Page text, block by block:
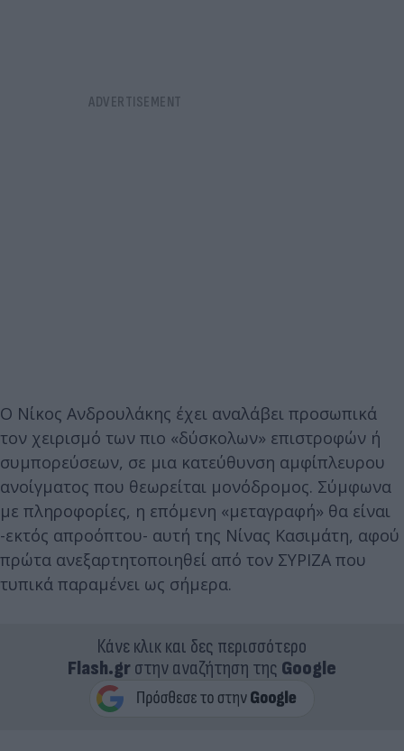
Ο Νίκος Ανδρουλάκης έχει αναλάβει προσωπικά
τον χειρισμό των πιο «δύσκολων» επιστροφών ή
συμπορεύσεων, σε μια κατεύθυνση αμφίπλευρου
ανοίγματος που θεωρείται μονόδρομος. Σύμφωνα
με πληροφορίες, η επόμενη «μεταγραφή» θα είναι
-εκτός απροόπτου- αυτή της Νίνας Κασιμάτη, αφού
πρώτα ανεξαρτητοποιηθεί από τον ΣΥΡΙΖΑ που
τυπικά παραμένει ως σήμερα.
Κάνε κλικ και δες περισσότερο
Flash.grστην αναζήτηση της Google